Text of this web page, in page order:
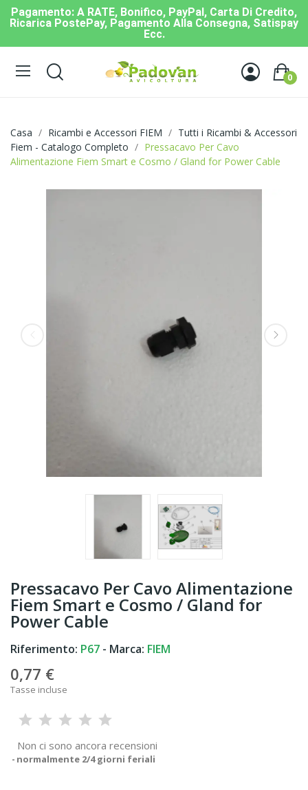
Pagamento: A RATE, Bonifico, PayPal, Carta Di Credito,
Ricarica PostePay, Pagamento Alla Consegna, Satispay
Ecc.
0
Casa Ricambi e Accessori FIEM
Tutti i Ricambi & Accessori
Fiem - Catalogo Completo
Pressacavo Per Cavo
Alimentazione Fiem Smart e Cosmo / Gland for Power Cable
Pressacavo Per Cavo Alimentazione
Fiem Smart e Cosmo / Gland for
Power Cable
Riferimento: P67 - Marca: FIEM
0,77 €
Tasse incluse
Non ci sono ancora recensioni
normalmente 2/4 giorni feriali